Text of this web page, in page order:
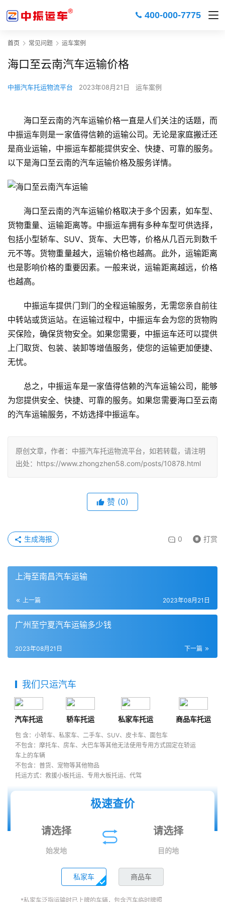
400-000-7775
首页 常见问题 运车案例
海口至云南汽车运输价格
中振汽车托运物流平台 2023年08月21日 运车案例
海口至云南的汽车运输价格一直是人们关注的话题，而
中振运车则是一家值得信赖的运输公司。无论是家庭搬迁还
是商业运输，中振运车都能提供安全、快捷、可靠的服务。
以下是海口至云南的汽车运输价格及服务详情。
海口至云南的汽车运输价格取决于多个因素，如车型、
货物重量、运输距离等。中振运车拥有多种车型可供选择，
包括小型轿车、SUV、货车、大巴等，价格从几百元到数千
元不等。货物重量越大，运输价格也越高。此外，运输距离
也是影响价格的重要因素。一般来说，运输距离越远，价格
也越高。
中振运车提供门到门的全程运输服务，无需您亲自前往
中转站或货运站。在运输过程中，中振运车会为您的货物购
买保险，确保货物安全。如果您需要，中振运车还可以提供
上门取货、包装、装卸等增值服务，使您的运输更加便捷、
无忧。
总之，中振运车是一家值得信赖的汽车运输公司，能够
为您提供安全、快捷、可靠的服务。如果您需要海口至云南
的汽车运输服务，不妨选择中振运车。
原创文章，作者：中振汽车托运物流平台，如若转载，请注明
出处：https://www.zhongzhen58.com/posts/10878.html
赞 (0)
0 打赏
生成海报
上海至南昌汽车运输
上一篇 2023年08月21日
广州至宁夏汽车运输多少钱
下一篇
2023年08月21日
我们只运汽车
汽车托运 轿车托运 私家车托运 商品车托运
包 含：小轿车、私家车、二手车、SUV、皮卡车、面包车
不包含：摩托车、房车、大巴车等其他无法使用专用方式固定在轿运
车上的车辆
不包含：普货、宠物等其他物品
托运方式：救援小板托运、专用大板托运、代驾
极速查价
始发地 目的地
私家车 商品车
*私家车泛指运输时已上牌的车辆，包含汽车临时牌照